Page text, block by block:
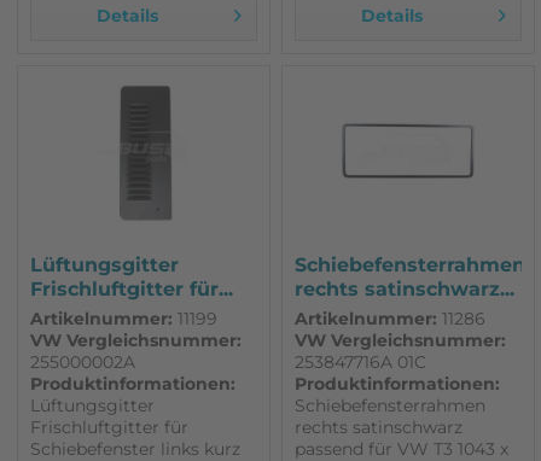
Details Details
Lüftungsgitter
Frischluftgitter für...
Artikelnummer: 11199
VW Vergleichsnummer:
255000002A
Produktinformationen:
Lüftungsgitter
Frischluftgitter für
Schiebefenster links kurz
Schiebefensterrahmen
rechts satinschwarz...
Artikelnummer: 11286
VW Vergleichsnummer:
253847716A 01C
Produktinformationen:
Schiebefensterrahmen
rechts satinschwarz
passend für VW T3 1043 x